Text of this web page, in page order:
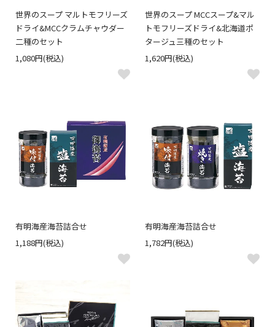
世界のスープ マルトモフリーズ
ドライ&MCCクラムチャウダー
二種のセット
1,080円(税込)
世界のスープ MCCスープ&マル
トモフリーズドライ&北海道ポ
タージュ三種のセット
1,620円(税込)
有明海産海苔詰合せ
1,188円(税込)
有明海産海苔詰合せ
1,782円(税込)